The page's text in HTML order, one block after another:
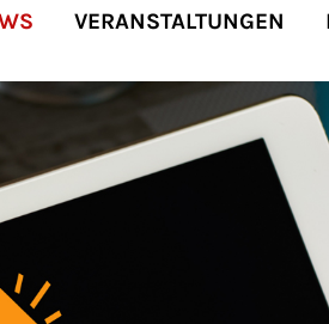
Have any questions?
+44 1234 567 890
Drop us a line
info@yourdomain.com
VERANSTALTUNGEN